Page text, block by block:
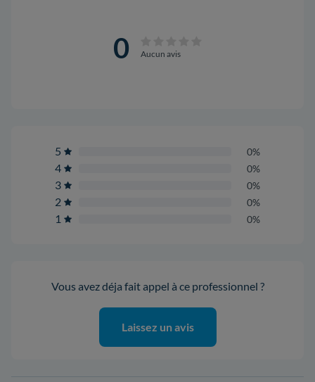
0 Aucun avis
5 0%
4 0%
3 0%
2 0%
1 0%
Vous avez déja fait appel à ce professionnel ?
Laissez un avis